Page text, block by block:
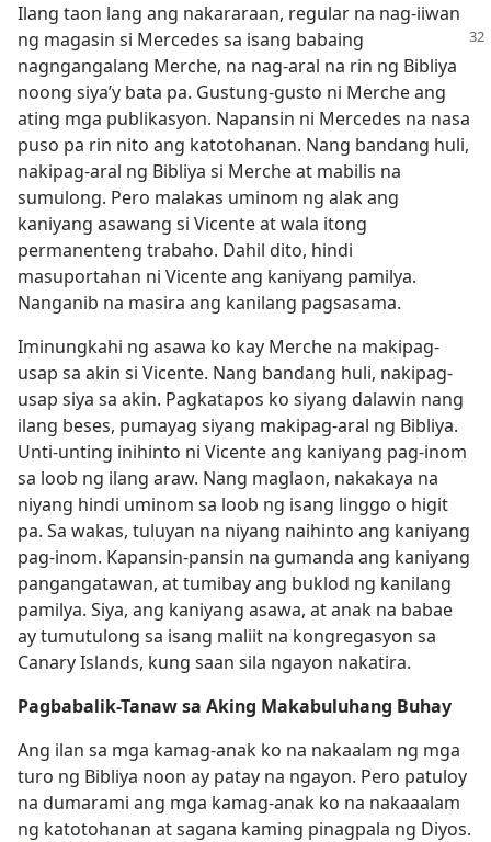
Ilang taon lang ang nakararaan, regular na nag-iiwan
ng magasin si Mercedes sa isang babaing
nagngangalang Merche, na nag-aral na rin ng Bibliya
noong siya’y bata pa. Gustung-gusto ni Merche ang
ating mga publikasyon. Napansin ni Mercedes na nasa
puso pa rin nito ang katotohanan. Nang bandang huli,
nakipag-aral ng Bibliya si Merche at mabilis na
sumulong. Pero malakas uminom ng alak ang
kaniyang asawang si Vicente at wala itong
permanenteng trabaho. Dahil dito, hindi
masuportahan ni Vicente ang kaniyang pamilya.
Nanganib na masira ang kanilang pagsasama.
Iminungkahi ng asawa ko kay Merche na makipag-
usap sa akin si Vicente. Nang bandang huli, nakipag-
usap siya sa akin. Pagkatapos ko siyang dalawin nang
ilang beses, pumayag siyang makipag-aral ng Bibliya.
Unti-unting inihinto ni Vicente ang kaniyang pag-inom
sa loob ng ilang araw. Nang maglaon, nakakaya na
niyang hindi uminom sa loob ng isang linggo o higit
pa. Sa wakas, tuluyan na niyang naihinto ang kaniyang
pag-inom. Kapansin-pansin na gumanda ang kaniyang
pangangatawan, at tumibay ang buklod ng kanilang
pamilya. Siya, ang kaniyang asawa, at anak na babae
ay tumutulong sa isang maliit na kongregasyon sa
Canary Islands, kung saan sila ngayon nakatira.
Pagbabalik-Tanaw sa Aking Makabuluhang Buhay
Ang ilan sa mga kamag-anak ko na nakaalam ng mga
turo ng Bibliya noon ay patay na ngayon. Pero patuloy
na dumarami ang mga kamag-anak ko na nakaaalam
ng katotohanan at sagana kaming pinagpala ng Diyos.